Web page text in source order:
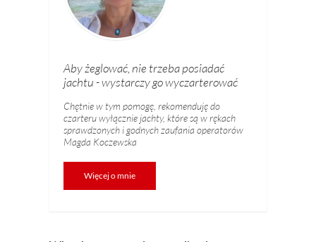
Aby żeglować, nie trzeba posiadać
jachtu - wystarczy go wyczarterować
Chętnie w tym pomogę, rekomenduję do
czarteru wyłącznie jachty, które są w rękach
sprawdzonych i godnych zaufania operatorów
Magda Koczewska
Więcej o mnie